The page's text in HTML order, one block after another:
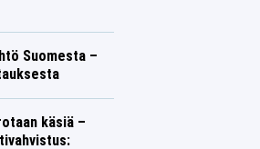
Suomesta –
käsiä –